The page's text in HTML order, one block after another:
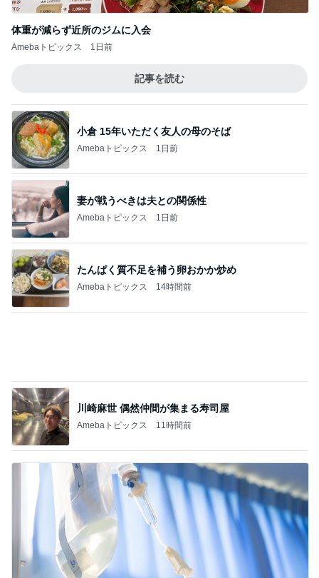
記事を読む
Amebaトピックス 1日前
妻が戦うべきは夫との関係性
Amebaトピックス 1日前
たんぱく質不足を補う卵おかか炒め
Amebaトピックス 14時間前
川崎麻世 偶然仲間が集まる寿司屋
Amebaトピックス 11時間前
灼熱地獄で一晩続いた今までにない頭痛
Amebaトピックス 2日前
記事を読む